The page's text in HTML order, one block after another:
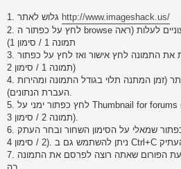
http://www.imageshack.us/
2. לחץ על כפתור ה browse ובחר את התמונה אתה מעוניים לעלות (ראה
תמונה 1 / סימון 1)
3. לאחר שבחרת את התמונה לחץ אישור ואז לחץ על כפתור Host It! (ראה
תמונה 1 / סימון 2)
4. המתן שהתמונה תעלה לאתר (זמן המתנה תלוי בגודל התמונה ומהירות
5. לחץ כפתור ימני על Thumbnail for forums (1) (הוא יסומן בשחור) (ראה
תמונה 2 / סימון 3).
6. כעת לחץ כפתור שמאלי על הסימון השחור ובחר העתק (copy) (ראה תמונה
7. הדבק את הטקסט הנ"ל בהודעת הפורום שאתה רוצה לפרסם את התמונה